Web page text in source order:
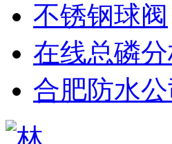
不锈钢球阀
在线总磷
合肥防水公